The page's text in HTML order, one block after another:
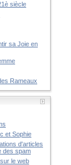
siècle
sa Joie en
Rameaux
et Sophie
d'articles
des spam
le web